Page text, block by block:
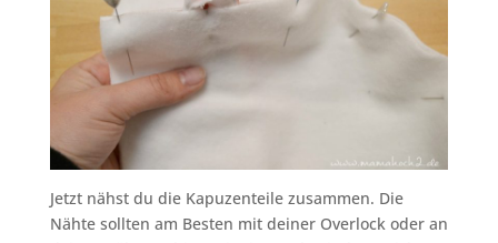
Jetzt nähst du die Kapuzenteile zusammen. Die
Nähte sollten am Besten mit deiner Overlock oder an